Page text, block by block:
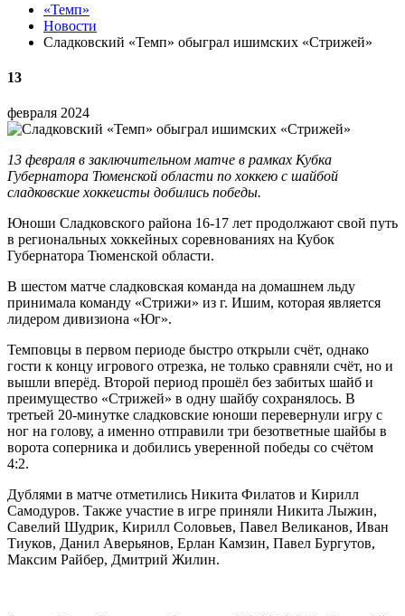
«Темп»
Новости
Сладковский «Темп» обыграл ишимских «Стрижей»
13
февраля 2024
13 февраля в заключительном матче в рамках Кубка
Губернатора Тюменской области по хоккею с шайбой
сладковские хоккеисты добились победы.
Юноши Сладковского района 16-17 лет продолжают свой путь
в региональных хоккейных соревнованиях на Кубок
Губернатора Тюменской области.
В шестом матче сладковская команда на домашнем льду
принимала команду «Стрижи» из г. Ишим, которая является
лидером дивизиона «Юг».
Темповцы в первом периоде быстро открыли счёт, однако
гости к концу игрового отрезка, не только сравняли счёт, но и
вышли вперёд. Второй период прошёл без забитых шайб и
преимущество «Стрижей» в одну шайбу сохранялось. В
третьей 20-минутке сладковские юноши перевернули игру с
ног на голову, а именно отправили три безответные шайбы в
ворота соперника и добились уверенной победы со счётом
4:2.
Дублями в матче отметились Никита Филатов и Кирилл
Самодуров. Также участие в игре приняли Никита Лыжин,
Савелий Шудрик, Кирилл Соловьев, Павел Великанов, Иван
Тиуков, Данил Аверьянов, Ерлан Камзин, Павел Бургутов,
Максим Райбер, Дмитрий Жилин.